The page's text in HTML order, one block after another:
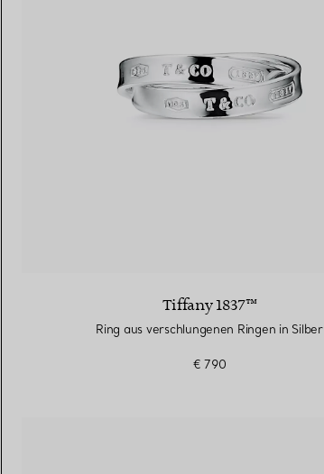
Tiffany 1837™
Ring aus verschlungenen Ringen in Silber
€ 790